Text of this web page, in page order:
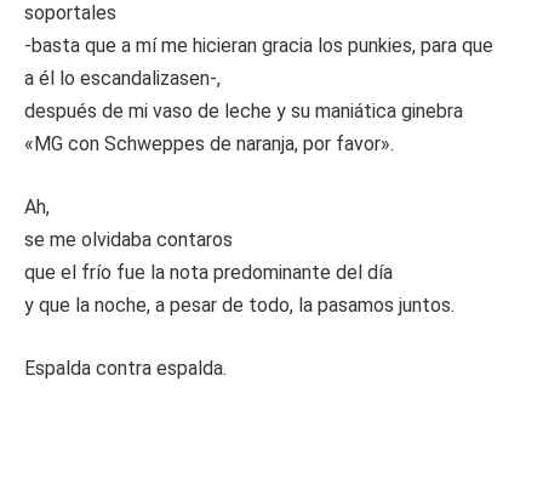
soportales
-basta que a mí me hicieran gracia los punkies, para que
a él lo escandalizasen-,
después de mi vaso de leche y su maniática ginebra
«MG con Schweppes de naranja, por favor».
Ah,
se me olvidaba contaros
que el frío fue la nota predominante del día
y que la noche, a pesar de todo, la pasamos juntos.
Espalda contra espalda.